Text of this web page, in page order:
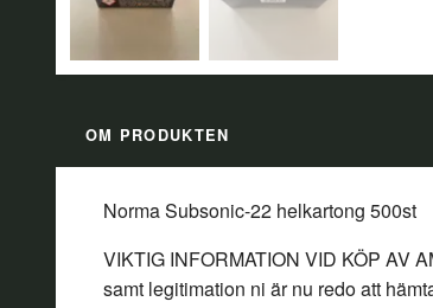
OM PRODUKTEN
Norma Subsonic-22 helkartong 500st
VIKTIG INFORMATION VID KÖP AV
samt legitimation ni är nu redo att